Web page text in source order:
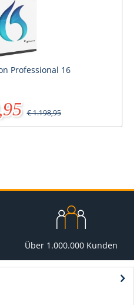
Professional 16
€ 1.198,95
Über 1.000.000 Kunden